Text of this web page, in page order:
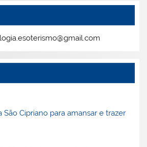
São Cipriano para amansar e trazer